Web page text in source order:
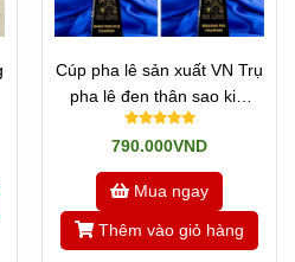
Cúp pha lê sản xuất VN Trụ
pha lê đen thân sao kim
loại
790.000VND
Mua ngay
Thêm vào giỏ hàng